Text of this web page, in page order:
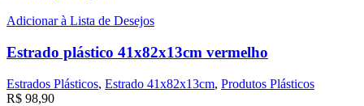
Adicionar à Lista de Desejos
Estrado plástico 41x82x13cm vermelho
Estrados Plásticos, Estrado 41x82x13cm, Produtos Plásticos
R$ 98,90